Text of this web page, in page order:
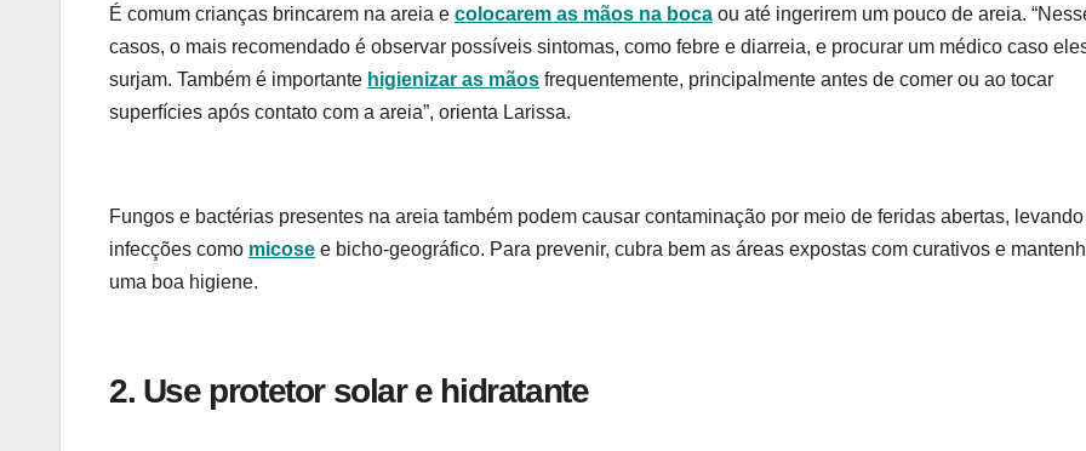
É comum crianças brincarem na areia e colocarem as mãos na boca ou até ingerirem um pouco de areia.
casos, o mais recomendado é observar possíveis sintomas, como febre e diarreia, e procurar um médico caso
surjam. Também é importante higienizar as mãos frequentemente, principalmente antes de comer ou ao tocar
superfícies após contato com a areia”, orienta Larissa.
Fungos e bactérias presentes na areia também podem causar contaminação por meio de feridas abertas, levando
infecções como micose e bicho-geográfico. Para prevenir, cubra bem as áreas expostas com curativos e
uma boa higiene.
2. Use protetor solar e hidratante